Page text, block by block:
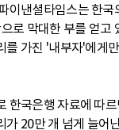
이낸셜타임스는 한
로 막대한 부를 얻고
를 가진 '내부자'에게
한국은행 자료에 따
가 20만 개 넘게 늘어